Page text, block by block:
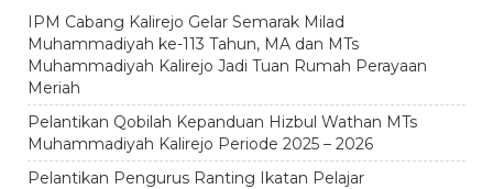
IPM Cabang Kalirejo Gelar Semarak Milad
Muhammadiyah ke-113 Tahun, MA dan MTs
Muhammadiyah Kalirejo Jadi Tuan Rumah Perayaan
Meriah
Pelantikan Qobilah Kepanduan Hizbul Wathan MTs
Muhammadiyah Kalirejo Periode 2025 – 2026
Pelantikan Pengurus Ranting Ikatan Pelajar